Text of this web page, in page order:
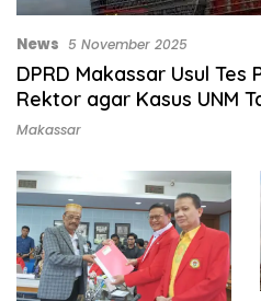
News 5 November 2025
DPRD Makassar Usul
Rektor agar Kasus UNM
Makassar